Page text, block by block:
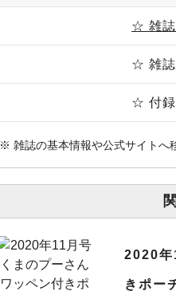
☆ 雑誌
☆ 雑誌
☆ 付録
※ 雑誌の基本情報や公式サイトへ
2020年
きポー